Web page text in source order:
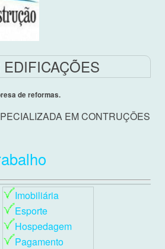
de reformas.
EM CONTRUÇÕES
Imobiliária
Esporte
Hospedagem
Pagamento